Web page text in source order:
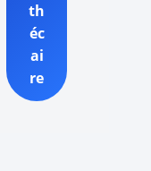
th
éc
ai
re